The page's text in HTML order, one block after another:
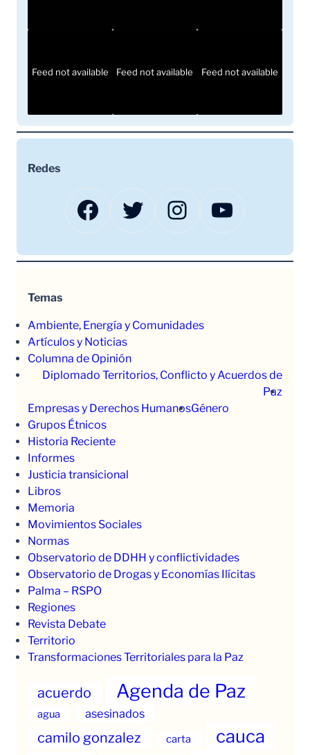
Feed not available Feed not available Feed not available
Redes
Facebook Twitter Instagram YouTube
Temas
Ambiente, Energía y Comunidades
Artículos y Noticias
Columna de Opinión
Diplomado Territorios, Conflicto y Acuerdos de
Paz
Empresas y Derechos HumanosGénero
Grupos Étnicos
Historia Reciente
Informes
Justicia transicional
Libros
Memoria
Movimientos Sociales
Normas
Observatorio de DDHH y conflictividades
Observatorio de Drogas y Economías Ilícitas
Palma – RSPO
Regiones
Revista Debate
Territorio
Transformaciones Territoriales para la Paz
acuerdo Agenda de Paz
agua asesinados
camilo gonzalez carta cauca